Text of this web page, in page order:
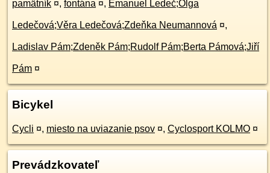
pamätník ¤, fontána ¤, Emanuel Ledeč;Olga
Ledečová;Věra Ledečová;Zdeňka Neumannová ¤,
Ladislav Pám;Zdeněk Pám;Rudolf Pám;Berta Pámová;Jiří
Pám ¤
Bicykel
Cycli ¤, miesto na uviazanie psov ¤, Cyclosport KOLMO ¤
Prevádzkovateľ